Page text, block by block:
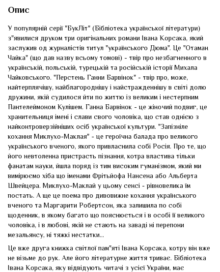
Опис
У популярній серії "БукЛіт" (Бібліотека української літератури)
з"явилися друком три оригінальних романи Івана Корсака, який
заслужив од журналістів титул "українського Дюма". Це "Отаман
Чайка" (що дав назву всьому томові) - твір про незбагненного в
українській, польській, турецькій та російській історії Михала
Чайковського. "Перстень Ганни Барвінок" - твір про, може,
найтерплячішу, найблагороднішу і найстражденнішу в світі долю
дружини, якій судилося йти по життю із великим і нестерпним
Пантелеймоном Кулішем. Ганна Барвінок - це жіночий подвиг, це
хранительниця імені і слави свого чоловіка, що став однією з
найконтроверзійніших осіб української культури. "Запізніле
кохання Миклухо-Маклая" - це героїчна балада про великого
українського вченого, якого привласнила собі Росія. Про те, що
його невтоленна пристрасть пізнання, котра властива тільки
фанатам науки, йшла поряд із тим високим гуманізмом, який ми
вимірюємо хіба що іменами Фрітьйофа Нансена або Альберта
Швейцера. Миклухо-Маклай у цьому сенсі - рівновелика їм
постать. А ще це поема про дивовижне кохання українського
вченого та Маргарити Робертсон, яка залишила по собі
щоденник, в якому багато що пояснюється і в особі її великого
чоловіка, і в любові, якій не стають на заваді ні перепони
мезальянсу, ні тяжкі нестатки...
Це вже друга книжка світлої пам"яті Івана Корсака, котру він вже
не візьме до рук. Але його літературне життя триває. Бібліотека
Івана Корсака, яку відвідують читачі з усієї України, має